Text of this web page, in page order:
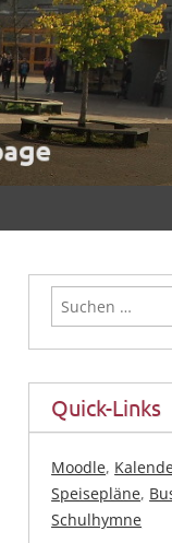
Suchen
nach:
Quick-Links
Moodle,
Speisepläne,
Schulhymne